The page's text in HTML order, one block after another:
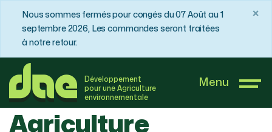
Nous sommes fermés pour congés du 07 Août au 1
septembre 2026, Les commandes seront traitées
à notre retour.
×
Développement
pour une Agriculture
environnementale
Menu
DAE France Boutique Agriculture biologique
Agriculture